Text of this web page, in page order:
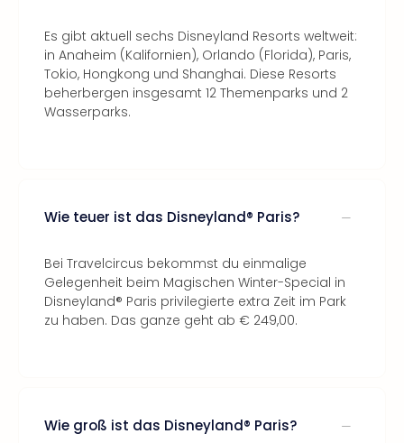
Es gibt aktuell sechs Disneyland Resorts weltweit:
in Anaheim (Kalifornien), Orlando (Florida), Paris,
Tokio, Hongkong und Shanghai. Diese Resorts
beherbergen insgesamt 12 Themenparks und 2
Wasserparks.
Wie teuer ist das Disneyland® Paris?
Bei Travelcircus bekommst du einmalige
Gelegenheit beim Magischen Winter-Special in
Disneyland® Paris privilegierte extra Zeit im Park
zu haben. Das ganze geht ab € 249,00.
Wie groß ist das Disneyland® Paris?